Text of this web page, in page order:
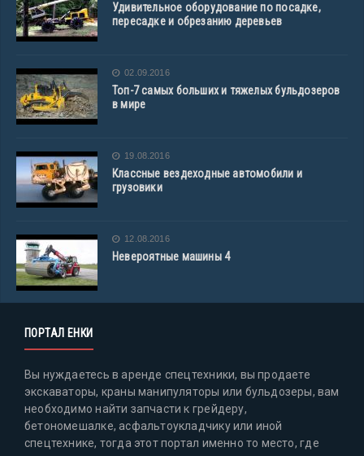
Удивительное оборудование по посадке,
пересадке и обрезанию деревьев
02.09.2016
Топ-7 самых больших и тяжелых бульдозеров
в мире
19.08.2016
Классные вездеходные автомобили и
грузовики
12.08.2016
Невероятные машины 4
ПОРТАЛ ЕНКИ
Вы нуждаетесь в аренде спецтехники, вы продаете
экскаваторы, краны манипуляторы или бульдозеры, вам
необходимо найти запчасти к грейдеру,
бетономешалке, асфальтоукладчику или иной
спецтехнике, тогда этот портал именно то место, где